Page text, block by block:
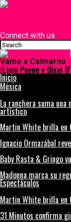
Connect with us
Vamo a Calmarno
¡Liam Payne y Dixie
Inicio
Música
La ranchera suma una
artístico
Martin White brilla en
Ignacio Ormazábal
Baby Rasta & Gringo
Madonna marca su
Espectáculos
Martin White brilla en
31 Minutos confirma